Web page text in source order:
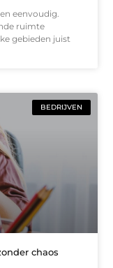
eenvoudig.
ruimte
gebieden juist
BEDRIJVEN
chaos